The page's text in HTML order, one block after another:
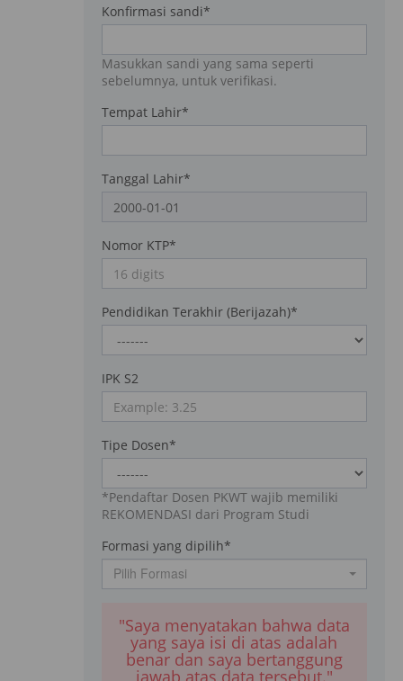
Konfirmasi sandi*
Masukkan sandi yang sama seperti
sebelumnya, untuk verifikasi.
Tempat Lahir*
Tanggal Lahir*
Nomor KTP*
Pendidikan Terakhir (Berijazah)*
IPK S2
Tipe Dosen*
*Pendaftar Dosen PKWT wajib memiliki
REKOMENDASI dari Program Studi
Formasi yang dipilih*
Pilih Formasi
"Saya menyatakan bahwa data
yang saya isi di atas adalah
benar dan saya bertanggung
jawab atas data tersebut."